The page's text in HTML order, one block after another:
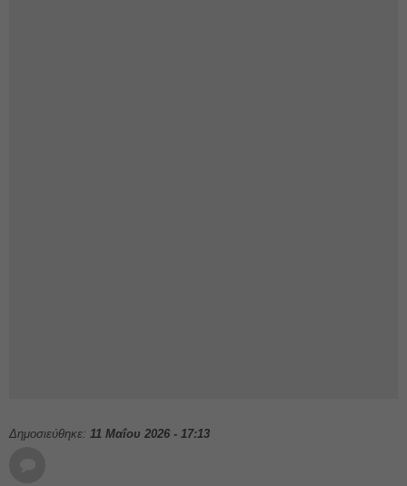
Δημοσιεύθηκε: 11 Μαΐου 2026 - 17:13